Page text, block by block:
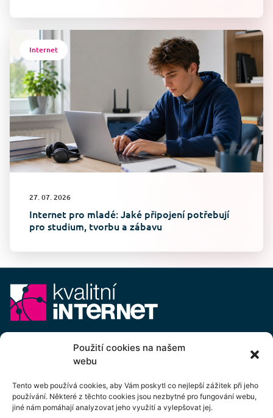
Použití cookies na našem
webu
Tento web používá cookies, aby Vám poskytl co nejlepší zážitek při jeho
používání. Některé z těchto cookies jsou nezbytné pro fungování webu,
jiné nám pomáhají analyzovat jeho využití a vylepšovat jej.
Internet
27. 07. 2026
Internet pro mladé: Jaké připojení potřebují
pro studium, tvorbu a zábavu
info@kvalitni-internet.cz
pobočného spolku Kvalitní internet ICTP, z.s.
Cenový výměr pobočného spolku Kvalitní internet ICTP, z.s.
Přihlášení k odběru newsletteru